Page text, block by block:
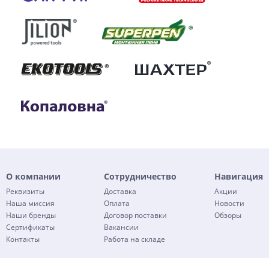
О компании
Реквизиты
Наша миссия
Наши бренды
Сертификаты
Контакты
Сотрудничество
Доставка
Оплата
Договор поставки
Вакансии
Работа на складе
Навигация
Акции
Новости
Обзоры